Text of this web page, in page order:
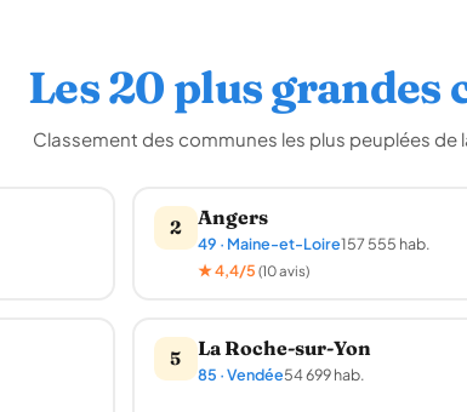
Les 20 plus grandes
Classement des communes les plus peuplées de
2 Angers
49 · Maine-et-Loire157 555 hab.
★ 4,4/5 (10 avis)
5 La Roche-sur-Yon
85 · Vendée54 699 hab.